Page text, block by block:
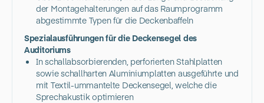
der Montagehalterungen auf das Raumprogramm
abgestimmte Typen für die Deckenbaffeln
Spezialausführungen für die Deckensegel des
Auditoriums
In schallabsorbierenden, perforierten Stahlplatten
sowie schallharten Aluminiumplatten ausgeführte und
mit Textil-ummantelte Deckensegel, welche die
Sprechakustik optimieren